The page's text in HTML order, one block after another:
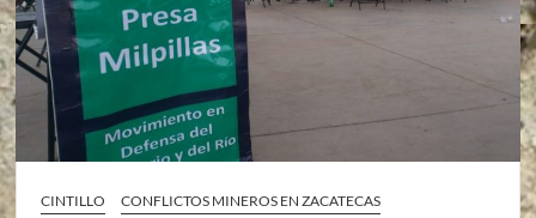
CINTILLO
CONFLICTOS MINEROS EN ZACATECAS